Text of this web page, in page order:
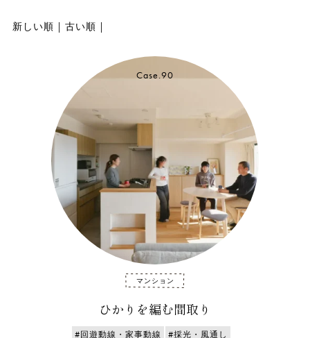
新しい順 | 古い順 |
Case.90
マンション
ひかりを編む間取り
#回遊動線・家事動線
#採光・風通し